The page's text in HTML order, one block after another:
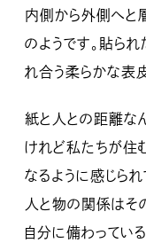
内側から外側へと
のようです。貼ら
れ合う柔らかな表
紙と人との距離な
けれど私たちが住
なるように感じられ
人と物の関係はそ
自分に備わってい